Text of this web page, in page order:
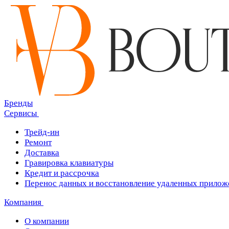
Бренды
Сервисы
Трейд-ин
Ремонт
Доставка
Гравировка клавиатуры
Кредит и рассрочка
Перенос данных и восстановление удаленных
Компания
О компании